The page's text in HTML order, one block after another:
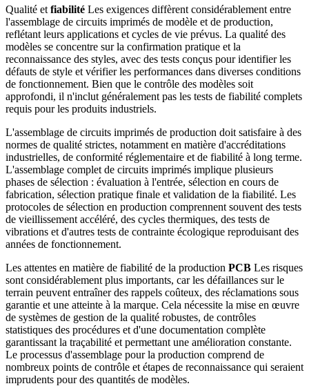
Qualité et fiabilité Les exigences diffèrent considérablement entre
l'assemblage de circuits imprimés de modèle et de production,
reflétant leurs applications et cycles de vie prévus. La qualité des
modèles se concentre sur la confirmation pratique et la
reconnaissance des styles, avec des tests conçus pour identifier les
défauts de style et vérifier les performances dans diverses conditions
de fonctionnement. Bien que le contrôle des modèles soit
approfondi, il n'inclut généralement pas les tests de fiabilité complets
requis pour les produits industriels.
L'assemblage de circuits imprimés de production doit satisfaire à des
normes de qualité strictes, notamment en matière d'accréditations
industrielles, de conformité réglementaire et de fiabilité à long terme.
L'assemblage complet de circuits imprimés implique plusieurs
phases de sélection : évaluation à l'entrée, sélection en cours de
fabrication, sélection pratique finale et validation de la fiabilité. Les
protocoles de sélection en production comprennent souvent des tests
de vieillissement accéléré, des cycles thermiques, des tests de
vibrations et d'autres tests de contrainte écologique reproduisant des
années de fonctionnement.
Les attentes en matière de fiabilité de la production PCB Les risques
sont considérablement plus importants, car les défaillances sur le
terrain peuvent entraîner des rappels coûteux, des réclamations sous
garantie et une atteinte à la marque. Cela nécessite la mise en œuvre
de systèmes de gestion de la qualité robustes, de contrôles
statistiques des procédures et d'une documentation complète
garantissant la traçabilité et permettant une amélioration constante.
Le processus d'assemblage pour la production comprend de
nombreux points de contrôle et étapes de reconnaissance qui seraient
imprudents pour des quantités de modèles.